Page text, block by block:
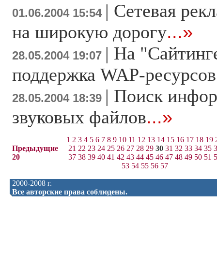
01.06.2004 15:54 | Сетевая
на широкую дорогу...»
28.05.2004 19:07 | На
поддержка WAP-ресурсов
28.05.2004 18:39 | Поиск
звуковых файлов...»
Предыдущие
20
1 2 3 4 5 6 7 8 9 10 11 12 13 14 15 16 17 18 19
21 22 23 24 25 26 27 28 29 30 31 32 33 34 35
37 38 39 40 41 42 43 44 45 46 47 48 49 50 51
53 54 55 56 57
2000-2008 г.
Все авторские права соблюдены.